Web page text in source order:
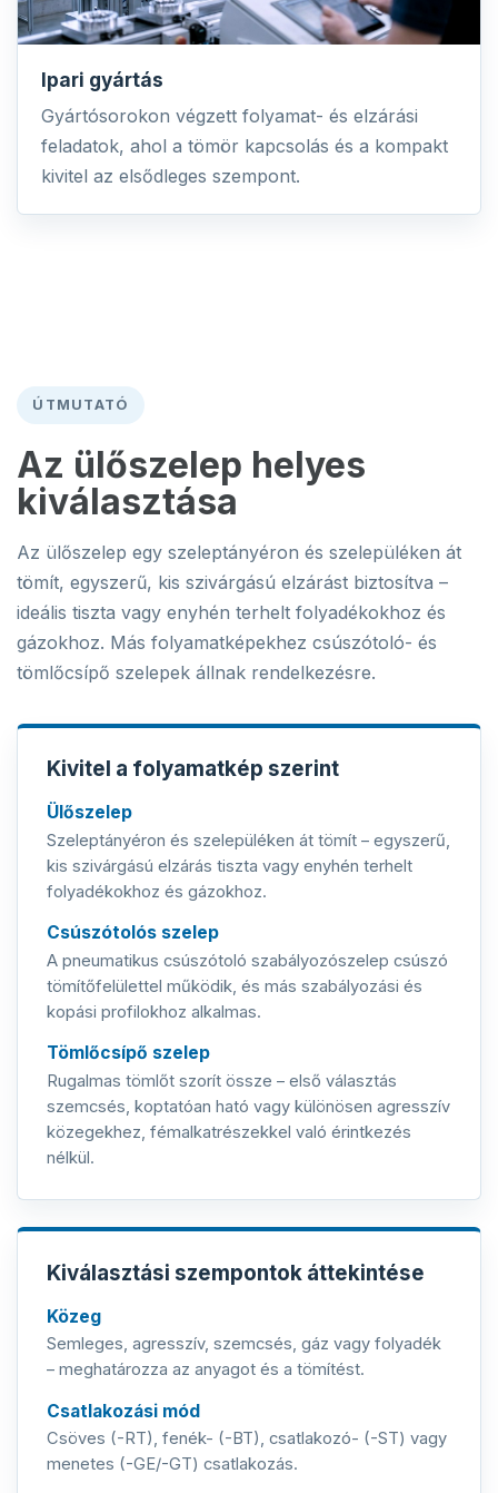
Ipari gyártás
Gyártósorokon végzett folyamat- és elzárási
feladatok, ahol a tömör kapcsolás és a kompakt
kivitel az elsődleges szempont.
ÚTMUTATÓ
Az ülőszelep helyes
kiválasztása
Az ülőszelep egy szeleptányéron és szelepüléken át
tömít, egyszerű, kis szivárgású elzárást biztosítva –
ideális tiszta vagy enyhén terhelt folyadékokhoz és
gázokhoz. Más folyamatképekhez csúszótoló- és
tömlőcsípő szelepek állnak rendelkezésre.
Kivitel a folyamatkép szerint
Ülőszelep
Szeleptányéron és szelepüléken át tömít – egyszerű,
kis szivárgású elzárás tiszta vagy enyhén terhelt
folyadékokhoz és gázokhoz.
Csúszótolós szelep
A pneumatikus csúszótoló szabályozószelep csúszó
tömítőfelülettel működik, és más szabályozási és
kopási profilokhoz alkalmas.
Tömlőcsípő szelep
Rugalmas tömlőt szorít össze – első választás
szemcsés, koptatóan ható vagy különösen agresszív
közegekhez, fémalkatrészekkel való érintkezés
nélkül.
Kiválasztási szempontok áttekintése
Közeg
Semleges, agresszív, szemcsés, gáz vagy folyadék
– meghatározza az anyagot és a tömítést.
Csatlakozási mód
Csöves (-RT), fenék- (-BT), csatlakozó- (-ST) vagy
menetes (-GE/-GT) csatlakozás.